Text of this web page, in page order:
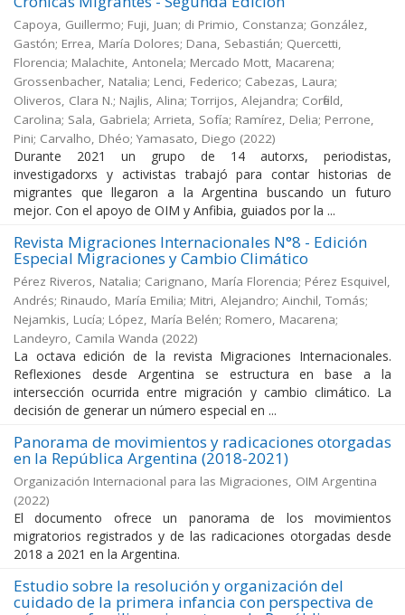
Capoya, Guillermo; Fuji, Juan; di Primio, Constanza; González,
Gastón; Errea, María Dolores; Dana, Sebastián; Quercetti,
Florencia; Malachite, Antonela; Mercado Mott, Macarena;
Grossenbacher, Natalia; Lenci, Federico; Cabezas, Laura;
Oliveros, Clara N.; Najlis, Alina; Torrijos, Alejandra; Corfield,
Carolina; Sala, Gabriela; Arrieta, Sofía; Ramírez, Delia; Perrone,
Pini; Carvalho, Dhéo; Yamasato, Diego (2022)
Durante 2021 un grupo de 14 autorxs, periodistas,
investigadorxs y activistas trabajó para contar historias de
migrantes que llegaron a la Argentina buscando un futuro
mejor. Con el apoyo de OIM y Anfibia, guiados por la ...
Revista Migraciones Internacionales N°8 - Edición
Especial Migraciones y Cambio Climático
Pérez Riveros, Natalia; Carignano, María Florencia; Pérez Esquivel,
Andrés; Rinaudo, María Emilia; Mitri, Alejandro; Ainchil, Tomás;
Nejamkis, Lucía; López, María Belén; Romero, Macarena;
Landeyro, Camila Wanda (2022)
La octava edición de la revista Migraciones Internacionales.
Reflexiones desde Argentina se estructura en base a la
intersección ocurrida entre migración y cambio climático. La
decisión de generar un número especial en ...
Panorama de movimientos y radicaciones otorgadas
en la República Argentina (2018-2021)
Organización Internacional para las Migraciones, OIM Argentina
(2022)
El documento ofrece un panorama de los movimientos
migratorios registrados y de las radicaciones otorgadas desde
2018 a 2021 en la Argentina.
Estudio sobre la resolución y organización del
cuidado de la primera infancia con perspectiva de